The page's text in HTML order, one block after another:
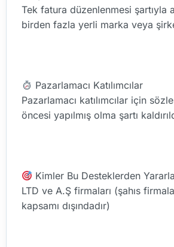
Tek fatura düzenlenmesi şartıyla
birden fazla yerli marka veya
Pazarlamacı Katılımcılar
Pazarlamacı katılımcılar için
öncesi yapılmış olma şartı
Kimler Bu Desteklerden
LTD ve A.Ş firmaları (şahıs
kapsamı dışındadır)